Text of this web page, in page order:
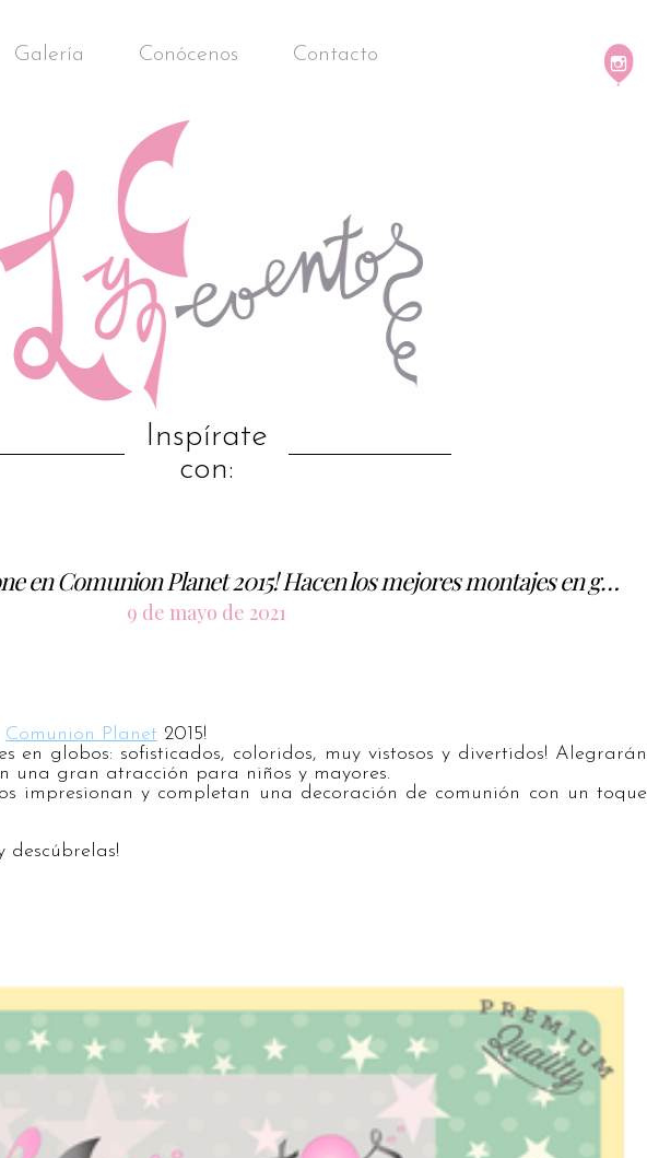
Galería Conócenos Contacto
Inspírate
con:
en Comunion Planet 2015! Hacen los mejores montajes en g…
9 de mayo de 2021
Comunion Planet 2015!
en globos: sofisticados, coloridos, muy vistosos y divertidos! Alegrarán
una gran atracción para niños ymayores.
impresionan y completan una decoración de comunión con un toque
descúbrelas!